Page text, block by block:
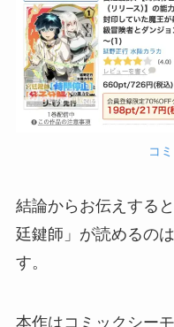
コ
結論からお伝えする
廷鍵師」が読めるのは
す。
本作はコミックシー